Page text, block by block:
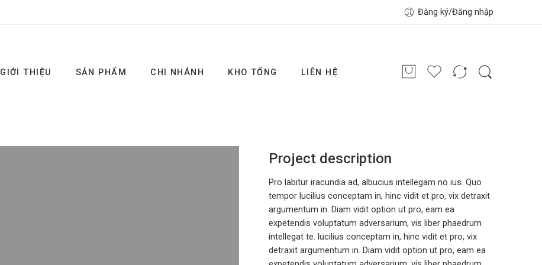
Đăng ký/Đăng nhập
GIỚI THIỆU SẢN PHẨM CHI NHÁNH KHO TỔNG LIÊN HỆ
Project description
Pro labitur iracundia ad, albucius intellegam no ius. Quo
tempor lucilius conceptam in, hinc vidit et pro, vix detraxit
argumentum in. Diam vidit option ut pro, eam ea
expetendis voluptatum adversarium, vis liber phaedrum
intellegat te. lucilius conceptam in, hinc vidit et pro, vix
detraxit argumentum in. Diam vidit option ut pro, eam ea